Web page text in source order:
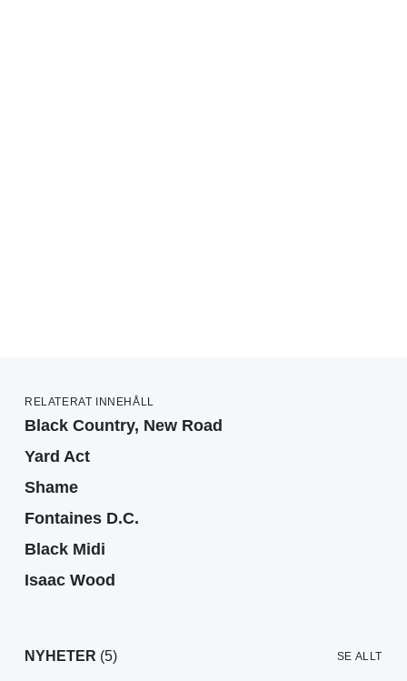
RELATERAT INNEHÅLL
Black Country, New Road
Yard Act
Shame
Fontaines D.C.
Black Midi
Isaac Wood
NYHETER (5) SE ALLT